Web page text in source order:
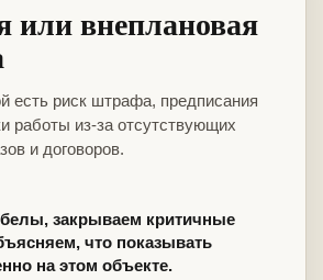
или внеплановая
есть риск штрафа, предписания
работы из-за отсутствующих
и договоров.
закрываем критичные
что показывать
на этом объекте.